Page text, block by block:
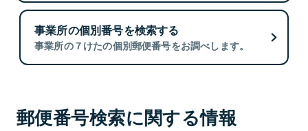
事業所の個別番号を検索する
事業所の７けたの個別郵便番号をお調べします。
郵便番号検索に関する情報